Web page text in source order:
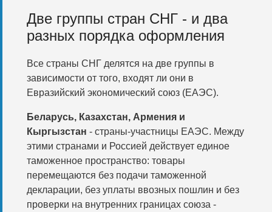
Две группы стран СНГ - и два
разных порядка оформления
Все страны СНГ делятся на две группы в
зависимости от того, входят ли они в
Евразийский экономический союз (ЕАЭС).
Беларусь, Казахстан, Армения и
Кыргызстан - страны-участницы ЕАЭС. Между
этими странами и Россией действует единое
таможенное пространство: товары
перемещаются без подачи таможенной
декларации, без уплаты ввозных пошлин и без
проверки на внутренних границах союза -